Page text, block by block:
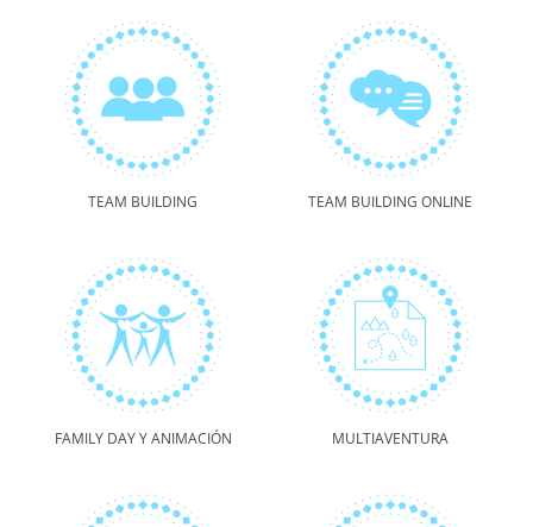
TEAM BUILDING TEAM BUILDING ONLINE
FAMILY DAY Y ANIMACIÓN MULTIAVENTURA